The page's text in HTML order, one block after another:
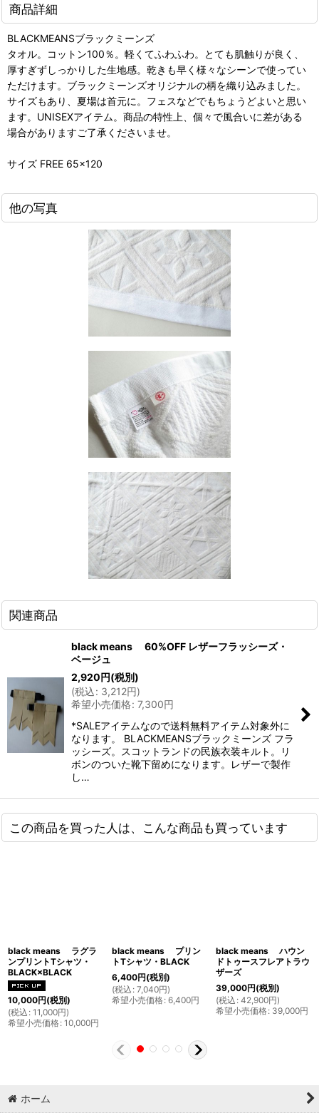
商品詳細
BLACKMEANSブラックミーンズ
タオル。コットン100％。軽くてふわふわ。とても肌触りが良く、
厚すぎずしっかりした生地感。乾きも早く様々なシーンで使ってい
ただけます。ブラックミーンズオリジナルの柄を織り込みました。
サイズもあり、夏場は首元に。フェスなどでもちょうどよいと思い
ます。UNISEXアイテム。商品の特性上、個々で風合いに差がある
場合がありますご了承くださいませ。
サイズ FREE 65×120
他の写真
関連商品
black means 60%OFF レザーフラッシーズ・
ベージュ
2,920円(税別)
(税込: 3,212円)
希望小売価格: 7,300円
*SALEアイテムなので送料無料アイテム対象外に
なります。 BLACKMEANSブラックミーンズ フラ
ッシーズ。スコットランドの民族衣装キルト。リ
ボンのついた靴下留めになります。レザーで製作
し…
この商品を買った人は、こんな商品も買っています
black means ラグラ
ンプリントTシャツ・
BLACK×BLACK
10,000円(税別)
(税込 : 11,000円)
希望小売価格: 10,000円
black means プリン
トTシャツ・BLACK
6,400円(税別)
(税込 : 7,040円)
希望小売価格: 6,400円
black means ハウン
ドトゥースフレアトラウ
ザーズ
39,000円(税別)
(税込 : 42,900円)
希望小売価格: 39,000円
ホーム